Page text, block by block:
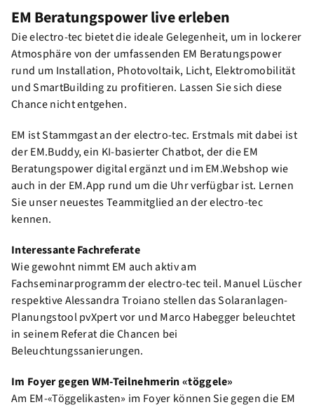
EM Beratungspower live erleben
Die electro-tec bietet die ideale Gelegenheit, um in lockerer
Atmosphäre von der umfassenden EM Beratungspower
rund um Installation, Photovoltaik, Licht, Elektromobilität
und SmartBuilding zu profitieren. Lassen Sie sich diese
Chance nicht entgehen.
EM ist Stammgast an der electro-tec. Erstmals mit dabei ist
der EM.Buddy, ein KI-basierter Chatbot, der die EM
Beratungspower digital ergänzt und im EM.Webshop wie
auch in der EM.App rund um die Uhr verfügbar ist. Lernen
Sie unser neuestes Teammitglied an der electro-tec
kennen.
Interessante Fachreferate
Wie gewohnt nimmt EM auch aktiv am
Fachseminarprogramm der electro-tec teil. Manuel Lüscher
respektive Alessandra Troiano stellen das Solaranlagen-
Planungstool pvXpert vor und Marco Habegger beleuchtet
in seinem Referat die Chancen bei
Beleuchtungssanierungen.
Im Foyer gegen WM-Teilnehmerin «töggele»
Am EM-«Töggelikasten» im Foyer können Sie gegen die EM